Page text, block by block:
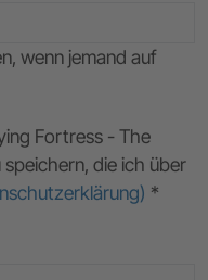
wenn jemand auf
Fortress - The
die ich über
*